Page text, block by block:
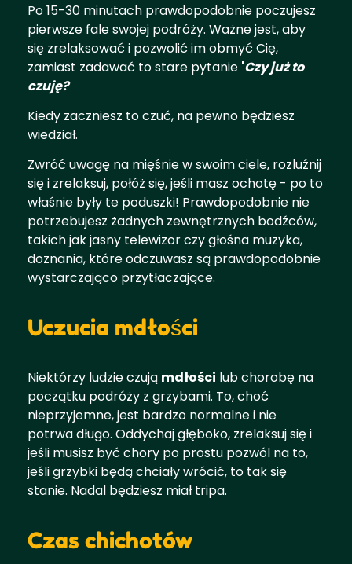
Po 15-30 minutach prawdopodobnie poczujesz
pierwsze fale swojej podróży. Ważne jest, aby
się zrelaksować i pozwolić im obmyć Cię,
zamiast zadawać to stare pytanie 'Czy już to
czuję?
Kiedy zaczniesz to czuć, na pewno będziesz
wiedział.
Zwróć uwagę na mięśnie w swoim ciele, rozluźnij
się i zrelaksuj, połóż się, jeśli masz ochotę - po to
właśnie były te poduszki! Prawdopodobnie nie
potrzebujesz żadnych zewnętrznych bodźców,
takich jak jasny telewizor czy głośna muzyka,
doznania, które odczuwasz są prawdopodobnie
wystarczająco przytłaczające.
Uczucia mdłości
Niektórzy ludzie czują mdłości lub chorobę na
początku podróży z grzybami. To, choć
nieprzyjemne, jest bardzo normalne i nie
potrwa długo. Oddychaj głęboko, zrelaksuj się i
jeśli musisz być chory po prostu pozwól na to,
jeśli grzybki będą chciały wrócić, to tak się
stanie. Nadal będziesz miał tripa.
Czas chichotów